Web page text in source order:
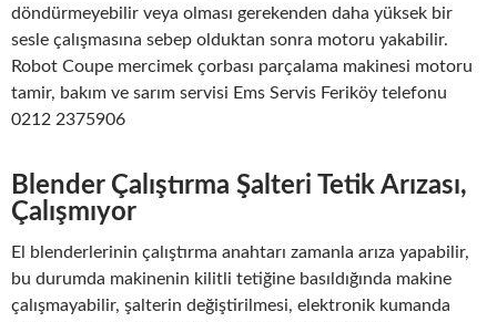
döndürmeyebilir veya olması gerekenden daha yüksek bir
sesle çalışmasına sebep olduktan sonra motoru yakabilir.
Robot Coupe mercimek çorbası parçalama makinesi motoru
tamir, bakım ve sarım servisi Ems Servis Feriköy telefonu
0212 2375906
Blender Çalıştırma Şalteri Tetik Arızası,
Çalışmıyor
El blenderlerinin çalıştırma anahtarı zamanla arıza yapabilir,
bu durumda makinenin kilitli tetiğine basıldığında makine
çalışmayabilir, şalterin değiştirilmesi, elektronik kumanda